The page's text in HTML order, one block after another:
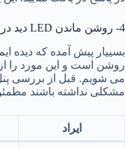
4- روشن ماندن LED دید در شب حتی زمان قطع سیستم
بسییار پیش آمده که دیده
می شویم. قبل از بررسی
مشکلی نداشته باشند
ایراد